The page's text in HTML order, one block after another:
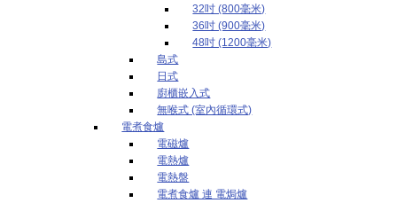
32吋 (800毫米)
36吋 (900毫米)
48吋 (1200毫米)
島式
日式
廚櫃嵌入式
無喉式 (室內循環式)
電煮食爐
電磁爐
電熱爐
電熱盤
電煮食爐 連 電焗爐